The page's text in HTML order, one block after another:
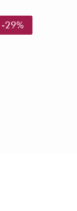
-29%